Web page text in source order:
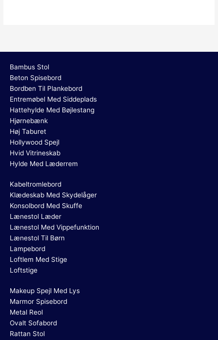
Bambus Stol
Beton Spisebord
Bordben Til Plankebord
Entremøbel Med Siddeplads
Hattehylde Med Bøjlestang
Hjørnebænk
Høj Taburet
Hollywood Spejl
Hvid Vitrineskab
Hylde Med Læderrem
Kabeltromlebord
Klædeskab Med Skydelåger
Konsolbord Med Skuffe
Lænestol Læder
Lænestol Med Vippefunktion
Lænestol Til Børn
Lampebord
Loftlem Med Stige
Loftstige
Makeup Spejl Med Lys
Marmor Spisebord
Metal Reol
Ovalt Sofabord
Rattan Stol